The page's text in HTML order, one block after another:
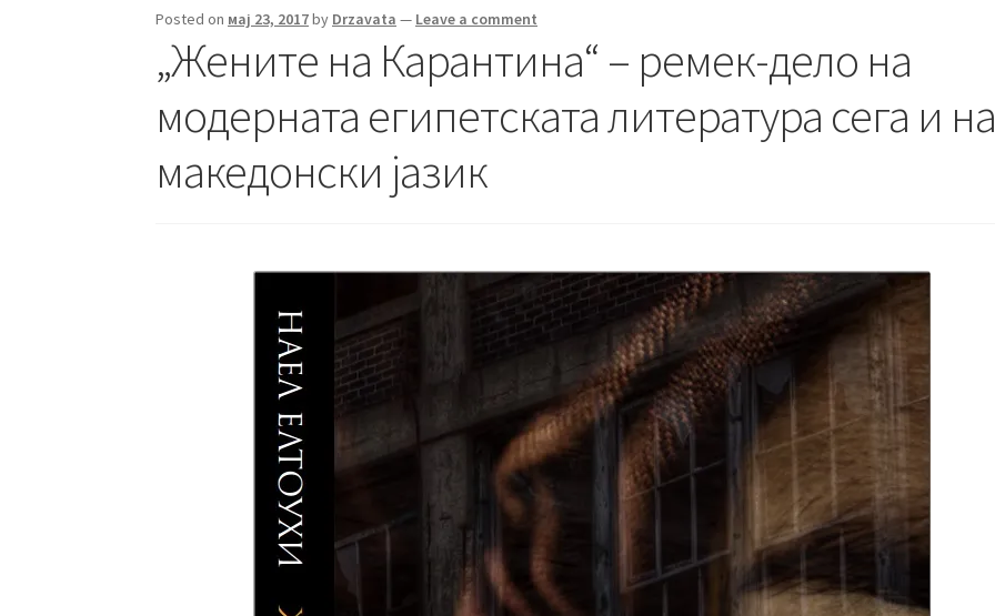
Posted on мај 23, 2017by Drzavata — Leave a comment
„Жените на Карантина“ – ремек-дело на
модерната египетската литература сега и на
македонски јазик